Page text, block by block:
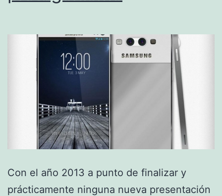
Con el año 2013 a punto de finalizar y
prácticamente ninguna nueva presentación